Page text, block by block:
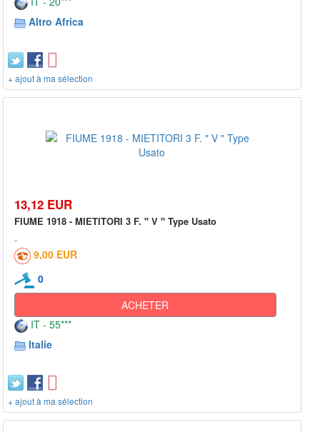
Altro Africa
+ ajout à ma sélection
13,12 EUR
FIUME 1918 - MIETITORI 3 F. " V " Type Usato
9,00 EUR
0
ACHETER
IT - 55***
Italie
+ ajout à ma sélection